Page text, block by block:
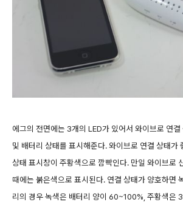
에그의 전면에는 3개의 LED가 있어서 와이브로 연
및 배터리 상태를 표시해준다. 와이브로 연결 상태가
상태 표시창이 주황색으로 깜빡인다. 만일 와이브로
때에는 붉은색으로 표시된다. 연결 상태가 양호하면
리의 경우 녹색은 배터리 양이 60~100%, 주황색은